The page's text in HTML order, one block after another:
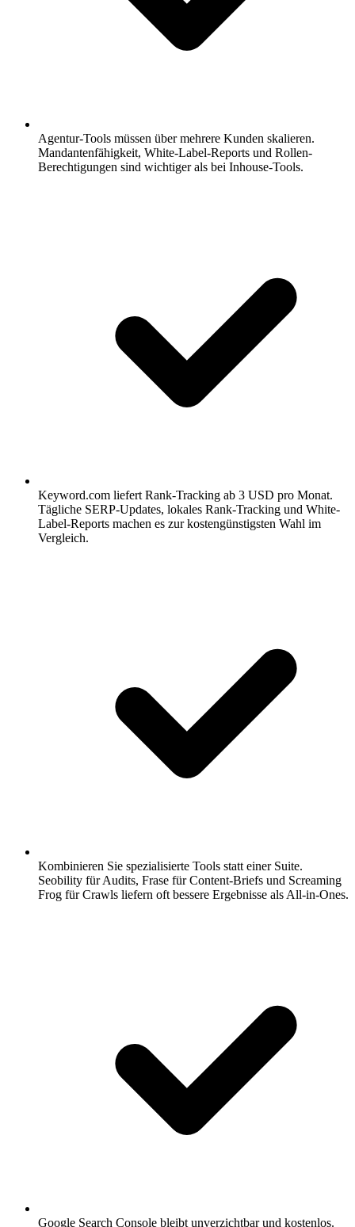
Agentur-Tools müssen über mehrere Kunden skalieren.
Mandantenfähigkeit, White-Label-Reports und Rollen-
Berechtigungen sind wichtiger als bei Inhouse-Tools.
Keyword.com liefert Rank-Tracking ab 3 USD pro Monat.
Tägliche SERP-Updates, lokales Rank-Tracking und White-
Label-Reports machen es zur kostengünstigsten Wahl im
Vergleich.
Kombinieren Sie spezialisierte Tools statt einer Suite.
Seobility für Audits, Frase für Content-Briefs und Screaming
Frog für Crawls liefern oft bessere Ergebnisse als All-in-Ones.
Google Search Console bleibt unverzichtbar und kostenlos.